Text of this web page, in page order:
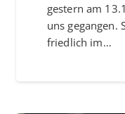
gestern am
uns gegangen.
friedlich im…